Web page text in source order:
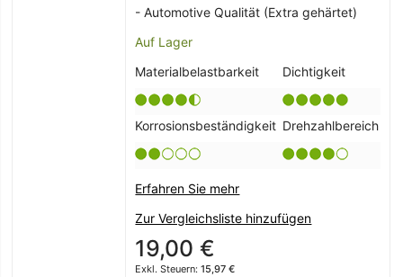
- Automotive Qualität (Extra gehärtet)
Auf Lager
Materialbelastbarkeit
Dichtigkeit
Korrosionsbeständigkeit Drehzahlbereich
Erfahren Sie mehr
Zur Vergleichsliste hinzufügen
19,00 €
15,97 €